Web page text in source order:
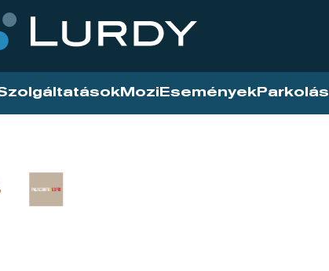
Mozi Események Parkolás